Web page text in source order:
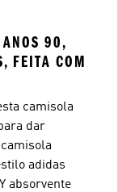
90,
FEITA COM
camisola
dar
adidas
absorvente